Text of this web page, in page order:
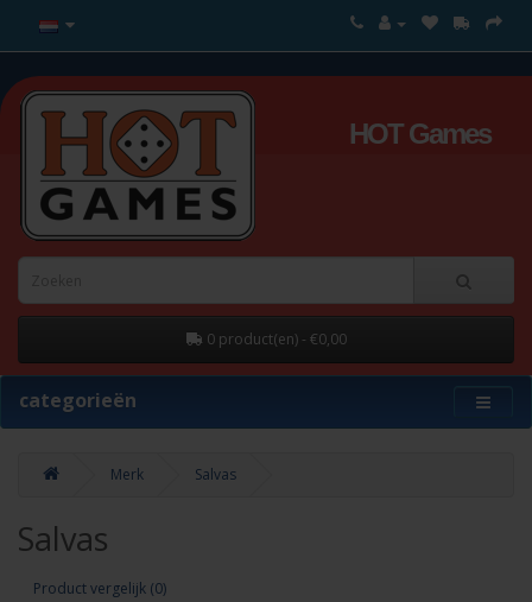
HOT Games
0 product(en) - €0,00
categorieën
Merk Salvas
Salvas
Product vergelijk (0)